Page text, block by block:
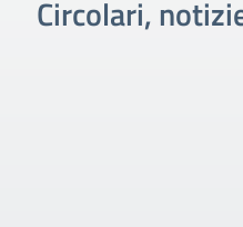
Circolari,